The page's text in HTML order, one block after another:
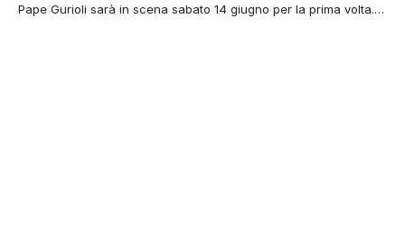
Pape Gurioli sarà in scena sabato 14 giugno per la prima volta.…